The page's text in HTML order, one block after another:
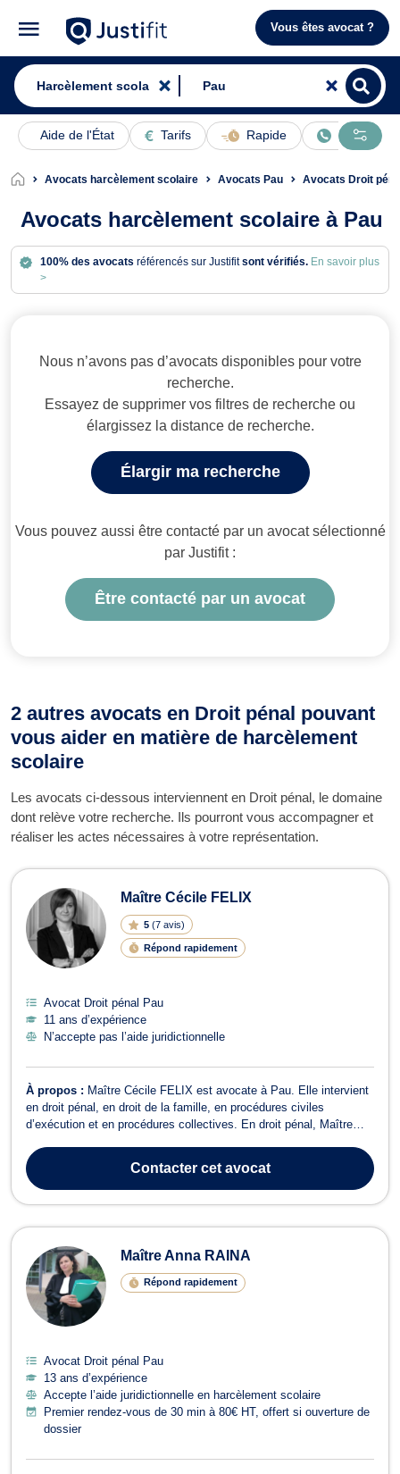
Vous êtes avocat ?
Aide de l'État Tarifs Rapide En ligne
Avocats harcèlement scolaire Avocats Pau Avocats Droit
Avocats harcèlement scolaire à Pau
100% des avocats référencés sur Justifitsont vérifiés. En savoir plus
>
Nous n’avons pas d’avocats disponibles pour votre
recherche.
Essayez de supprimer vos filtres de recherche ou
élargissez la distance de recherche.
Élargir ma recherche
Vous pouvez aussi être contacté par un avocat sélectionné
par Justifit :
Être contacté par un avocat
2 autres avocats en Droit pénal pouvant
vous aider en matière de harcèlement
scolaire
Les avocats ci-dessous interviennent en Droit pénal, le domaine
dont relève votre recherche. Ils pourront vous accompagner et
réaliser les actes nécessaires à votre représentation.
Maître Cécile FELIX
5 (7 avis)
Répond rapidement
Avocat Droit pénal Pau
11 ans d’expérience
N’accepte pas l’aide juridictionnelle
À propos : Maître Cécile FELIX est avocate à Pau. Elle intervient
en droit pénal, en droit de la famille, en procédures civiles
d’exécution et en procédures collectives. En droit pénal, Maître
pénales comme des contraventions, des délits et des crimes. Que
vous soyez vict...
Contactercet avocat
Maître Anna RAINA
Répond rapidement
Avocat Droit pénal Pau
13 ans d’expérience
Accepte l’aide juridictionnelle en harcèlement scolaire
Premier rendez-vous de 30 min à 80€ HT, offert si ouverture de
dossier